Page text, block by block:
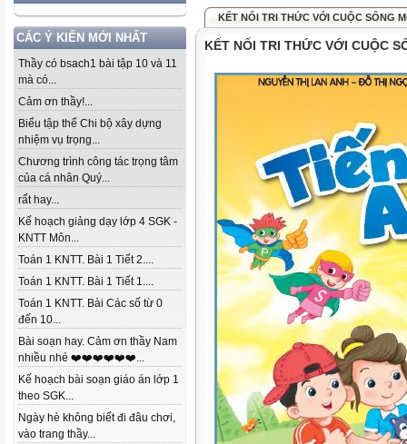
CÁC Ý KIẾN MỚI NHẤT
Thầy có bsach1 bài tập 10 và 11
mà có...
Cảm ơn thầy!...
Biểu tập thể Chi bộ xây dựng
nhiệm vụ trọng...
Chương trình công tác trọng tâm
của cá nhân Quý...
rất hay...
Kế hoạch giảng dạy lớp 4 SGK -
KNTT Môn...
Toán 1 KNTT. Bài 1 Tiết 2....
Toán 1 KNTT. Bài 1 Tiết 1....
Toán 1 KNTT. Bài Các số từ 0
đến 10...
Bài soạn hay. Cảm ơn thầy Nam
nhiều nhé ❤️❤️❤️❤️❤️❤️...
Kế hoạch bài soạn giáo án lớp 1
theo SGK...
Ngày hè không biết đi đâu chơi,
vào trang thầy...
KẾT NỐI TRI THỨC VỚI CUỘC SỐNG
KẾT NỐI TRI THỨC VỚI CUỘC